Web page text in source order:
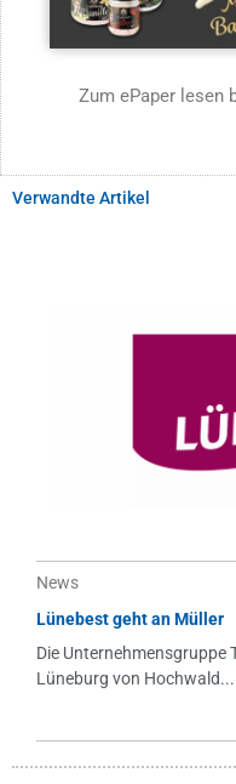
Zum ePaper lesen
Verwandte Artikel
News
Lünebest geht an Müller
Die Unternehmensgruppe
Lüneburg von Hochwald...